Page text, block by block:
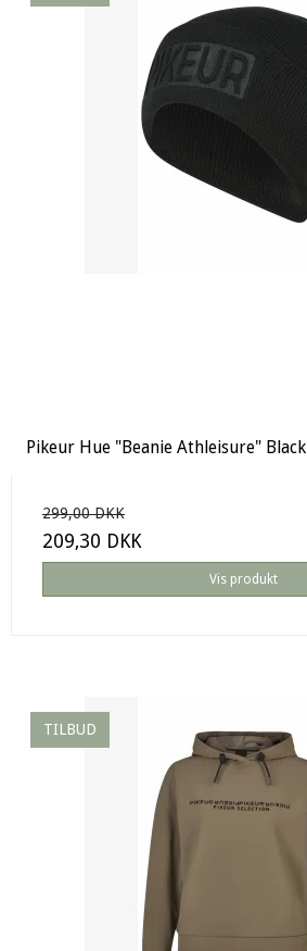
Pikeur Hue "Beanie Athleisure" Black
299,00 DKK
209,30 DKK
Vis produkt
TILBUD